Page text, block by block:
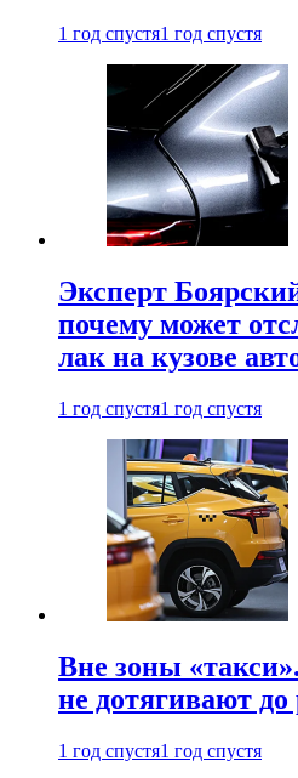
1 год спустя1 год спустя
Эксперт
почему может
лак на кузове
1 год спустя1 год спустя
Вне зоны
не дотягивают
1 год спустя1 год спустя